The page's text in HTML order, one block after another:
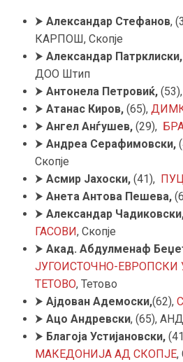
⮞ Александар Стефанов,
КАРПОШ, Скопје
⮞ Александар Патрклиски,
ДОО Штип
⮞ Антонела Петровиќ,
⮞ Атанас Киров, (65),
⮞ Ангел Анѓушев, (29),
⮞ Андреа Серафимовски,
Скопје
⮞ Асмир Јахоски, (41),
⮞ Анета Антова Пешева,
⮞ Александар
ГАСОВИ, Скопје
⮞ Акад. Абдулменаф
ЈУГОИСТОЧНО-ЕВРОПСКИ
ТЕТОВО, Тетово
⮞ Ајдован Адемоски,(62),
⮞ Ацо Андревски, (65),
⮞ Благоја Устијановски,
МАКЕДОНИЈА АД СКОПЈЕ,